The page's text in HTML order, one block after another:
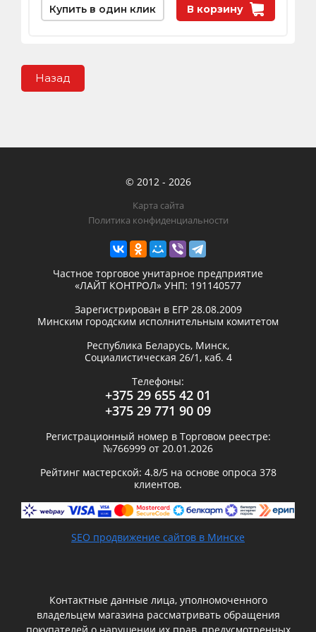
В корзину
Купить в один клик
Назад
© 2012 - 2026
Карта сайта
Политика конфиденциальности
Частное торговое унитарное предприятие
«ЛАЙТ КОНТРОЛ» УНП: 191140577
Зарегистрирован в ЕГР 28.08.2009
Минским городским исполнительным комитетом
Республика Беларусь, Минск,
Социалистическая 26/1, каб. 4
Телефоны:
+375 29 655 42 01
+375 29 771 90 09
Регистрационный номер в Торговом реестре:
№766999 от 20.01.2026
Рейтинг мастерской: 4.8/5 на основе опроса 378
клиентов.
SEO продвижение сайтов в Минске
Контактные данные лица, уполномоченного
владельцем магазина рассматривать обращения